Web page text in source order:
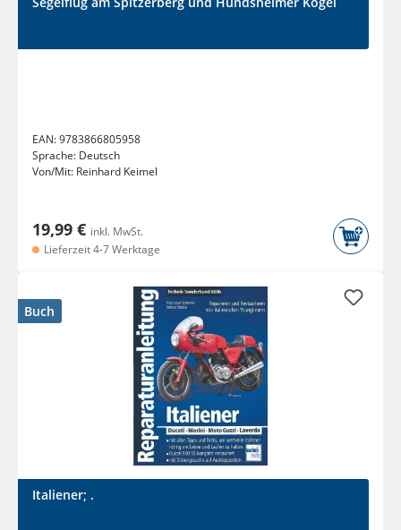
EAN:9783866805958
Sprache: Deutsch
Von/Mit: Reinhard Keimel
19,99 € inkl. MwSt.
Lieferzeit 4-7 Werktage
Buch
Italiener; .